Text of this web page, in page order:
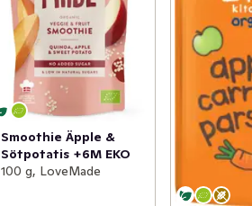
Smoothie Äpple &
Sötpotatis +6M EKO
100 g, LoveMade